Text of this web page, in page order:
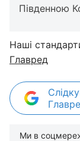
Південною
Наші
Главред
Ми в